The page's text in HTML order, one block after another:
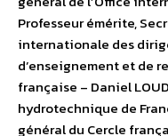
Professeur émérite,
internationale des
d’enseignement et de
française – Daniel
hydrotechnique de
général du Cercle